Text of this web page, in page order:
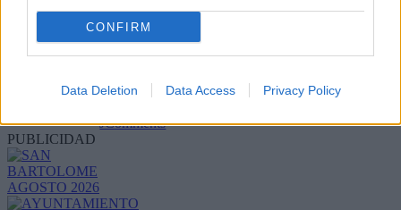
CONFIRM
Data Deletion Data Access Privacy Policy
Refescar
JComments
PUBLICIDAD